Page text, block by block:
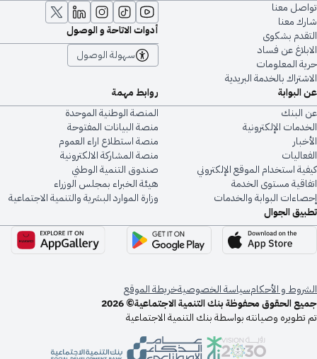
عن البوابة
عن البنك
الخدمات الإلكترونية
الأخبار
الفعاليات
كيفية استخدام الموقع الإلكتروني
اتفاقية مستوى الخدمة
إحصاءات البوابة والخدمات
روابط مهمة
المنصة الوطنية الموحدة
منصة البيانات المفتوحة
منصة استطلاع اراء العموم
منصة المشاركة الالكترونية
صندوق التنمية الوطني
هيئة الخبراء بمجلس الوزراء
وزارة الموارد البشرية والتنمية الاجتماعية
تواصل معنا
شارك معنا
التقدم بشكوى
الابلاغ عن فساد
حرية المعلومات
الاشتراك بالخدمة البريدية
أدوات الاتاحة و الوصول
سهولة الوصول
تطبيق الجوال
الشروط و الأحكامسياسة الخصوصيةخريطة الموقع
جميع الحقوق محفوظة بنك التنمية الاجتماعية© 2026
تم تطويره وصيانته بواسطة بنك التنمية الاجتماعية